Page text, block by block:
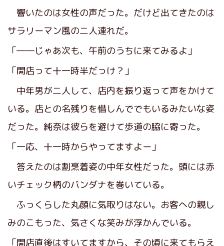
響いたのは女性の声だった。だけど出てきたのは
サラリーマン風の二人連れだ。
「――じゃあ次も、午前のうちに来てみるよ」
「開店って十一時半だっけ？」
中年男が二人して、店内を振り返って声をかけて
いる。店との名残りを惜しんででもいるみたいな姿
だった。純奈は彼らを避けて歩道の脇に寄った。
「一応、十一時からやってますよー」
答えたのは割烹着姿の中年女性だった。頭には赤
いチェック柄のバンダナを巻いている。
ふっくらした丸顔に気取りはない。お客への親し
みのこもった、気さくな笑みが浮かんでいる。
「開店直後はすいてますから、その頃に来てもらえ